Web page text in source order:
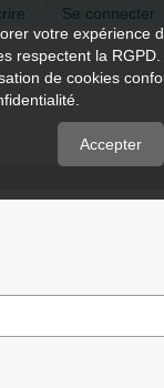
Se connecter
votre expérience
respectent la
de cookies
Accepter